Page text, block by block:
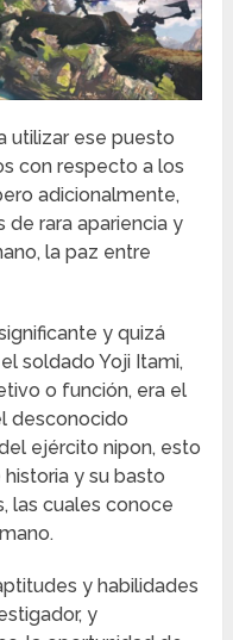
utilizar ese puesto
con respecto a los
adicionalmente,
rara apariencia y
la paz entre
y quizá
soldado Yoji Itami,
o función, era el
desconocido
ejército nipon, esto
y su basto
las cuales conoce
y habilidades
y